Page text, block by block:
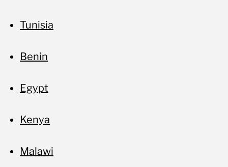
Tunisia
Benin
Egypt
Kenya
Malawi